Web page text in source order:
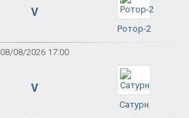
V
Ротор-2
08/08/2026 17:00
V
Сатурн